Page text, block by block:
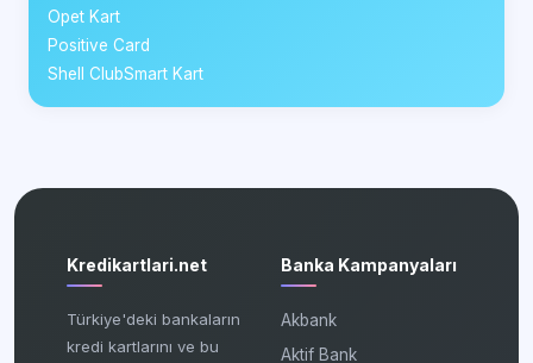
Opet Kart
Positive Card
Shell ClubSmart Kart
Kredikartlari.net
Türkiye'deki bankaların
kredi kartlarını ve bu
Banka Kampanyaları
Akbank
Aktif Bank